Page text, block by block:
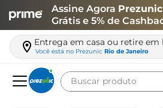
Assine Agora
Grátis e 5% de
Entrega em casa ou retire em
Você está no Prezunic Rio de Janeiro
Buscar produto